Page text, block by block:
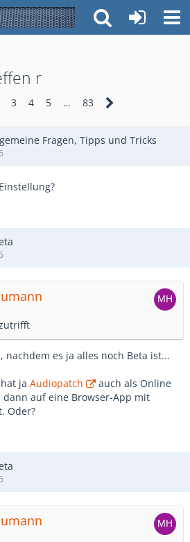
r
3 4 5 … 83
Fragen, Tipps und Tricks
nachdem es ja alles noch Beta ist...
hat ja Audiopatch
auch als Online
auf eine Browser-App mit
Oder?